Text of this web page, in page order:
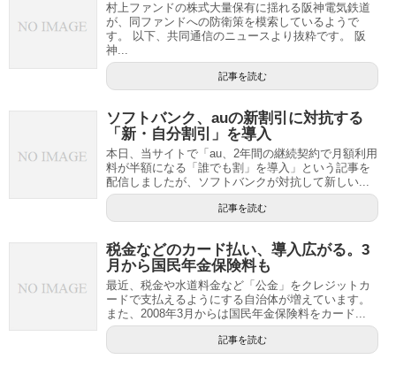
村上ファンドの株式大量保有に揺れる阪神電気鉄道
が、同ファンドへの防衛策を模索しているようで
す。 以下、共同通信のニュースより抜粋です。 阪
神...
記事を読む
ソフトバンク、auの新割引に対抗する
「新・自分割引」を導入
本日、当サイトで「au、2年間の継続契約で月額利用
料が半額になる「誰でも割」を導入」という記事を
配信しましたが、ソフトバンクが対抗して新しい...
記事を読む
税金などのカード払い、導入広がる。3
月から国民年金保険料も
最近、税金や水道料金など「公金」をクレジットカ
ードで支払えるようにする自治体が増えています。
また、2008年3月からは国民年金保険料をカード...
記事を読む